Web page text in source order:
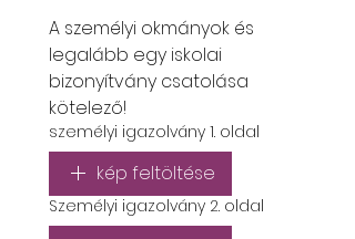
A személyi okmányok és
legalább egy iskolai
bizonyítvány csatolása
kötelező!
személyi igazolvány 1. oldal
kép feltöltése
Személyi igazolvány 2. oldal